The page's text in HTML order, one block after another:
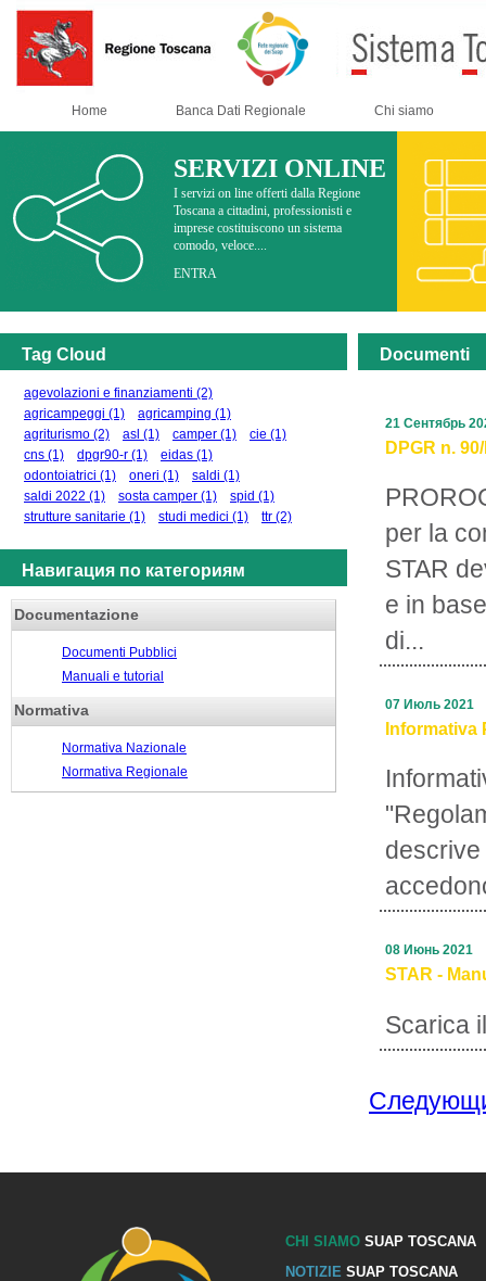
Home Banca Dati Regionale Chi siamo
SERVIZI ONLINE
I servizi on line offerti dalla Regione
Toscana a cittadini, professionisti e
imprese costituiscono un sistema
comodo, veloce....
ENTRA
Tag Cloud
agevolazioni e finanziamenti (2)
agricampeggi (1) agricamping (1)
agriturismo (2) asl (1) camper (1) cie (1)
cns (1) dpgr90-r (1) eidas (1)
odontoiatrici (1) oneri (1) saldi (1)
saldi 2022 (1) sosta camper (1) spid (1)
strutture sanitarie (1) studi medici (1) ttr (2)
Навигация по категориям
Documentazione
Documenti Pubblici
Manuali e tutorial
Normativa
Normativa Nazionale
Normativa Regionale
Documenti
DPGR n.
per la
STAR
e in
di...
21 Сентябрь
Informativa
07 Июль 2021
STAR -
Scarica
08 Июнь 2021
CHI SIAMOSUAP TOSCANA
NOTIZIE SUAP TOSCANA